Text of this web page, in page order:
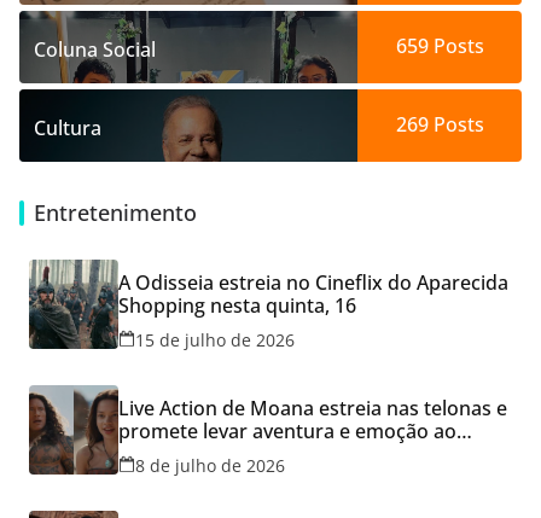
Coluna Social 659Posts
Cultura 269Posts
Entretenimento
A Odisseia estreia no Cineflix do Aparecida
Shopping nesta quinta, 16
15 de julho de 2026
Live Action de Moana estreia nas telonas e
promete levar aventura e emoção ao
Cineflix do Aparecida Shopping
8 de julho de 2026